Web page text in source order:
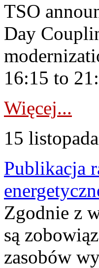
TSO
Day
16:15 to
Więcej...
15
Publikacja
Zgodnie z
są
zasobów